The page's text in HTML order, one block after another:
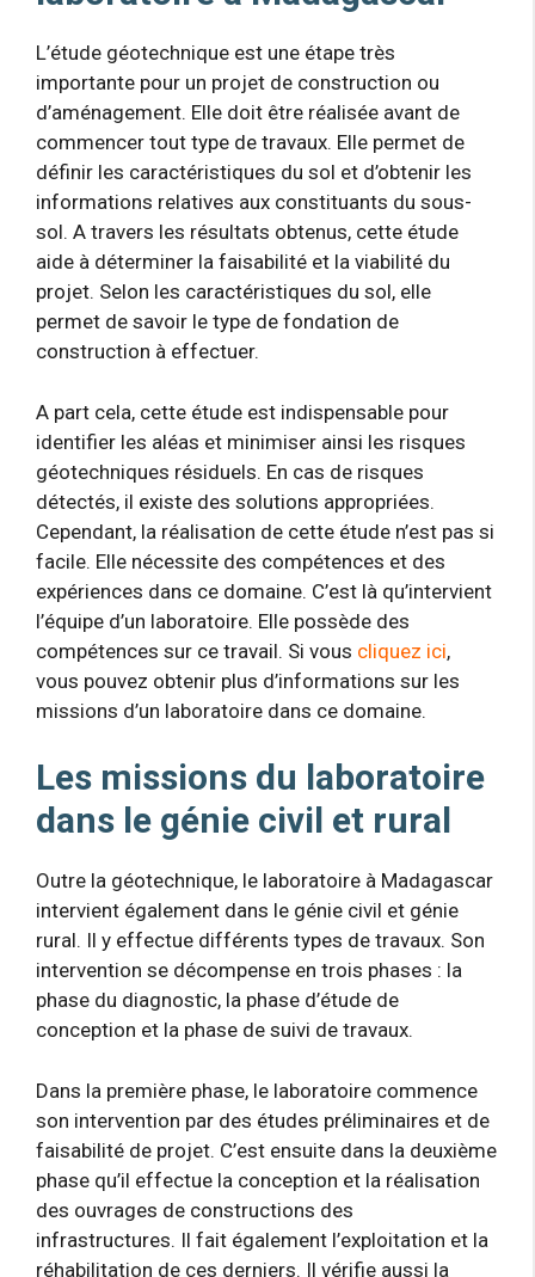
L’étude géotechnique est une étape très
importante pour un projet de construction ou
d’aménagement. Elle doit être réalisée avant de
commencer tout type de travaux. Elle permet de
définir les caractéristiques du sol et d’obtenir les
informations relatives aux constituants du sous-
sol. A travers les résultats obtenus, cette étude
aide à déterminer la faisabilité et la viabilité du
projet. Selon les caractéristiques du sol, elle
permet de savoir le type de fondation de
construction à effectuer.
A part cela, cette étude est indispensable pour
identifier les aléas et minimiser ainsi les risques
géotechniques résiduels. En cas de risques
détectés, il existe des solutions appropriées.
Cependant, la réalisation de cette étude n’est pas si
facile. Elle nécessite des compétences et des
expériences dans ce domaine. C’est là qu’intervient
l’équipe d’un laboratoire. Elle possède des
compétences sur ce travail. Si vous cliquez ici,
vous pouvez obtenir plus d’informations sur les
missions d’un laboratoire dans ce domaine.
Les missions du laboratoire
dans le génie civil et rural
Outre la géotechnique, le laboratoire à Madagascar
intervient également dans le génie civil et génie
rural. Il y effectue différents types de travaux. Son
intervention se décompense en trois phases : la
phase du diagnostic, la phase d’étude de
conception et la phase de suivi de travaux.
Dans la première phase, le laboratoire commence
son intervention par des études préliminaires et de
faisabilité de projet. C’est ensuite dans la deuxième
phase qu’il effectue la conception et la réalisation
des ouvrages de constructions des
infrastructures. Il fait également l’exploitation et la
réhabilitation de ces derniers. Il vérifie aussi la